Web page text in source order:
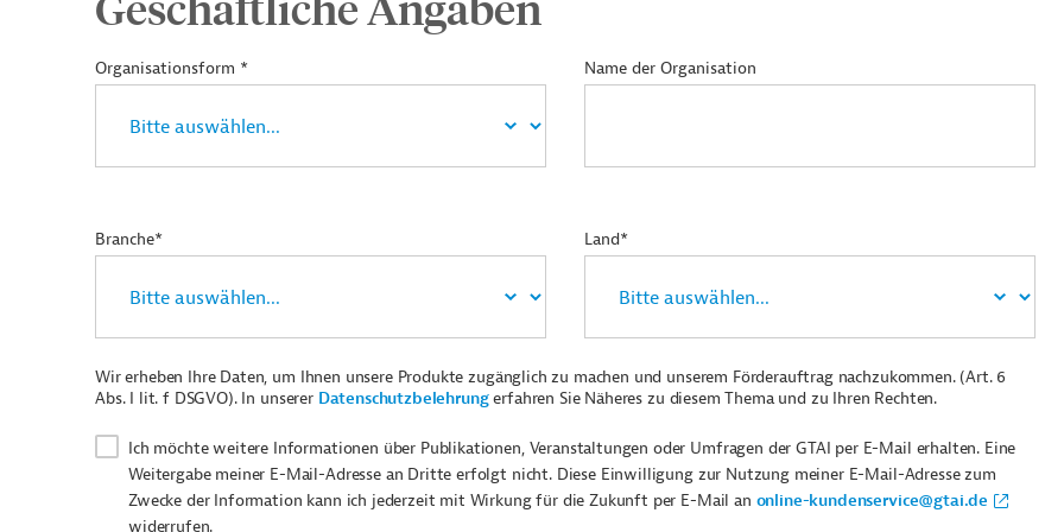
Organisationsform * Name der Organisation
Branche* Land*
Wir erheben Ihre Daten, um Ihnen unsere Produkte zugänglich zu machen und unserem Förderauftrag nachzukommen. (Art. 6
Abs. I lit. f DSGVO). In unserer Datenschutzbelehrungerfahren Sie Näheres zu diesem Thema und zu Ihren Rechten.
Ich möchte weitere Informationen über Publikationen, Veranstaltungen oder Umfragen der GTAI per E-Mail erhalten. Eine
Weitergabe meiner E-Mail-Adresse an Dritte erfolgt nicht. Diese Einwilligung zur Nutzung meiner E-Mail-Adresse zum
Zwecke der Information kann ich jederzeit mit Wirkung für die Zukunft per E-Mail an online-kundenservice@gtai.de
widerrufen.